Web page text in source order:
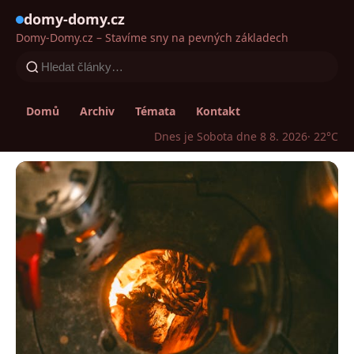
domy-domy.cz
Domy-Domy.cz – Stavíme sny na pevných základech
Domů Archiv Témata
Kontakt
Dnes je Sobota dne 8 8. 2026· 22°C